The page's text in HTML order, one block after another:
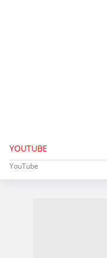
YOUTUBE
YouTube